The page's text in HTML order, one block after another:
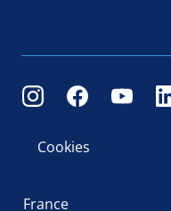
Cookies
France